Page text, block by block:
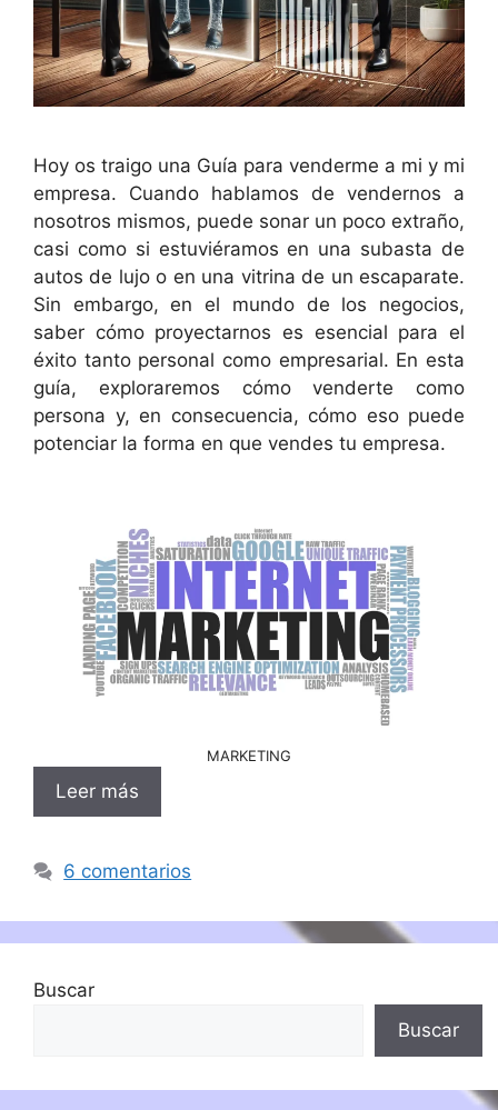
Hoy os traigo una Guía para venderme a mi y mi
empresa. Cuando hablamos de vendernos a
nosotros mismos, puede sonar un poco extraño,
casi como si estuviéramos en una subasta de
autos de lujo o en una vitrina de un escaparate.
Sin embargo, en el mundo de los negocios,
saber cómo proyectarnos es esencial para el
éxito tanto personal como empresarial. En esta
guía, exploraremos cómo venderte como
persona y, en consecuencia, cómo eso puede
potenciar la forma en que vendes tu empresa.
MARKETING
Leer más
6 comentarios
Buscar
Buscar